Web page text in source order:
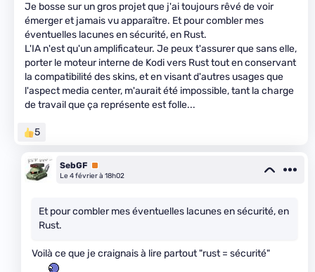
Je bosse sur un gros projet que j'ai toujours rêvé de voir
émerger et jamais vu apparaître. Et pour combler mes
éventuelles lacunes en sécurité, en Rust.
L'IA n'est qu'un amplificateur. Je peux t'assurer que sans elle,
porter le moteur interne de Kodi vers Rust tout en conservant
la compatibilité des skins, et en visant d'autres usages que
l'aspect media center, m'aurait été impossible, tant la charge
de travail que ça représente est folle...
5
SebGF Premium
Le 4 février à 18h02
Et pour combler mes éventuelles lacunes en sécurité, en
Rust.
Voilà ce que je craignais à lire partout "rust = sécurité"